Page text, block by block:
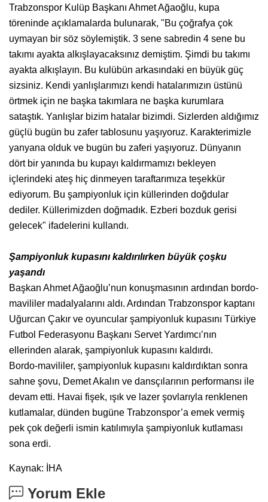
Trabzonspor Kulüp Başkanı Ahmet Ağaoğlu, kupa
töreninde açıklamalarda bulunarak, "Bu çoğrafya çok
uymayan bir söz söylemiştik. 3 sene sabredin 4 sene bu
takımı ayakta alkışlayacaksınız demiştim. Şimdi bu takımı
ayakta alkışlayın. Bu kulübün arkasındaki en büyük güç
sizsiniz. Kendi yanlışlarımızı kendi hatalarımızın üstünü
örtmek için ne başka takımlara ne başka kurumlara
sataştık. Yanlışlar bizim hatalar bizimdi. Sizlerden aldığımız
güçlü bugün bu zafer tablosunu yaşıyoruz. Karakterimizle
yanyana olduk ve bugün bu zaferi yaşıyoruz. Dünyanın
dört bir yanında bu kupayı kaldırmamızı bekleyen
içlerindeki ateş hiç dinmeyen taraftarımıza teşekkür
ediyorum. Bu şampiyonluk için küllerinden doğdular
dediler. Küllerimizden doğmadık. Ezberi bozduk gerisi
gelecek" ifadelerini kullandı.
Şampiyonluk kupasını kaldırılırken büyük çoşku
yaşandı
Başkan Ahmet Ağaoğlu’nun konuşmasının ardından bordo-
mavililer madalyalarını aldı. Ardından Trabzonspor kaptanı
Uğurcan Çakır ve oyuncular şampiyonluk kupasını Türkiye
Futbol Federasyonu Başkanı Servet Yardımcı’nın
ellerinden alarak, şampiyonluk kupasını kaldırdı.
Bordo-mavililer, şampiyonluk kupasını kaldırdıktan sonra
sahne şovu, Demet Akalın ve dansçılarının performansı ile
devam etti. Havai fişek, ışık ve lazer şovlarıyla renklenen
kutlamalar, dünden bugüne Trabzonspor’a emek vermiş
pek çok değerli ismin katılımıyla şampiyonluk kutlaması
sona erdi.
Kaynak: İHA
Yorum Ekle